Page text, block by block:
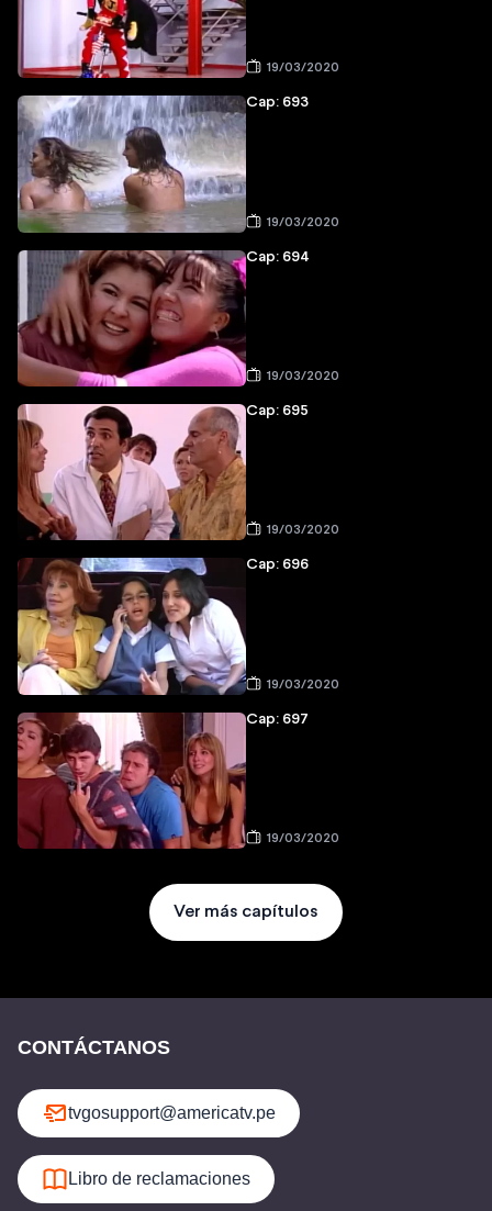
19/03/2020
Cap: 693
19/03/2020
Cap: 694
19/03/2020
Cap: 695
19/03/2020
Cap: 696
19/03/2020
Cap: 697
19/03/2020
Ver más capítulos
CONTÁCTANOS
tvgosupport@americatv.pe
Libro de reclamaciones